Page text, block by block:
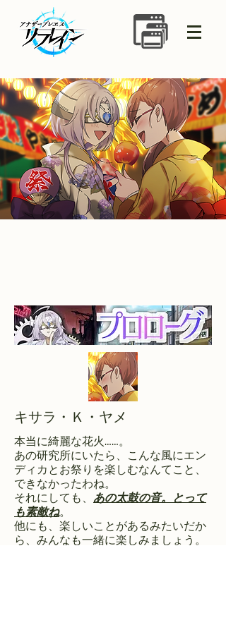
キサラ・Ｋ・ヤメ
本当に綺麗な花火……。
あの研究所にいたら、こんな風にエン
ディカとお祭りを楽しむなんてこと、
できなかったわね。
それにしても、 あの太鼓の音。とって
も素敵ね。
​他にも、楽しいことがあるみたいだか
ら、みんなも一緒に楽しみましょう。